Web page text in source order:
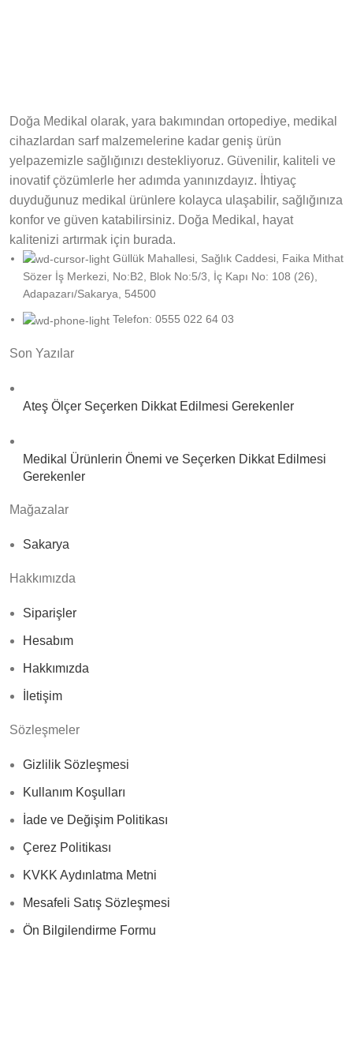
Doğa Medikal olarak, yara bakımından ortopediye, medikal
cihazlardan sarf malzemelerine kadar geniş ürün
yelpazemizle sağlığınızı destekliyoruz. Güvenilir, kaliteli ve
inovatif çözümlerle her adımda yanınızdayız. İhtiyaç
duyduğunuz medikal ürünlere kolayca ulaşabilir, sağlığınıza
konfor ve güven katabilirsiniz. Doğa Medikal, hayat
kalitenizi artırmak için burada.
Güllük Mahallesi, Sağlık Caddesi, Faika Mithat
Sözer İş Merkezi, No:B2, Blok No:5/3, İç Kapı No: 108 (26),
Adapazarı/Sakarya, 54500
Telefon: 0555 022 64 03
Son Yazılar
Ateş Ölçer Seçerken Dikkat Edilmesi Gerekenler
Medikal Ürünlerin Önemi ve Seçerken Dikkat Edilmesi
Gerekenler
Mağazalar
Sakarya
Hakkımızda
Siparişler
Hesabım
Hakkımızda
İletişim
Sözleşmeler
Gizlilik Sözleşmesi
Kullanım Koşulları
İade ve Değişim Politikası
Çerez Politikası
KVKK Aydınlatma Metni
Mesafeli Satış Sözleşmesi
Ön Bilgilendirme Formu